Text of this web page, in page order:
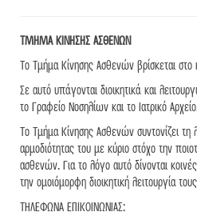
ΤΜΗΜΑ ΚΙΝΗΣΗΣ ΑΣΘΕΝΩΝ
Το Τμήμα Κίνησης Ασθενών βρίσκεται στο
Σε αυτό υπάγονται διοικητικά και
το Γραφείο Νοσηλίων και το Ιατρικό
Το Τμήμα Κίνησης Ασθενών συντονίζει
αρμοδιότητας του με κύριο στόχο την
ασθενών. Για το λόγο αυτό δίνονται
την ομοιόμορφη διοικητική λειτουργία
ΤΗΛΕΦΩΝΑ ΕΠΙΚΟΙΝΩΝΙΑΣ: